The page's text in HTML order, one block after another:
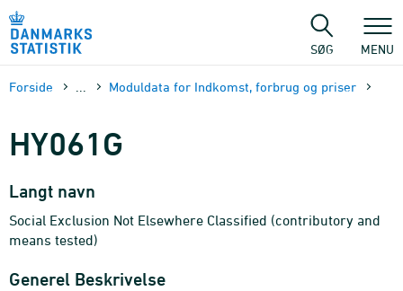
sidens
SØG MENU
Forside Moduldata for Indkomst, forbrug og priser
HY061G
Langt navn
Social Exclusion Not Elsewhere Classified (contributory and
means tested)
Generel Beskrivelse